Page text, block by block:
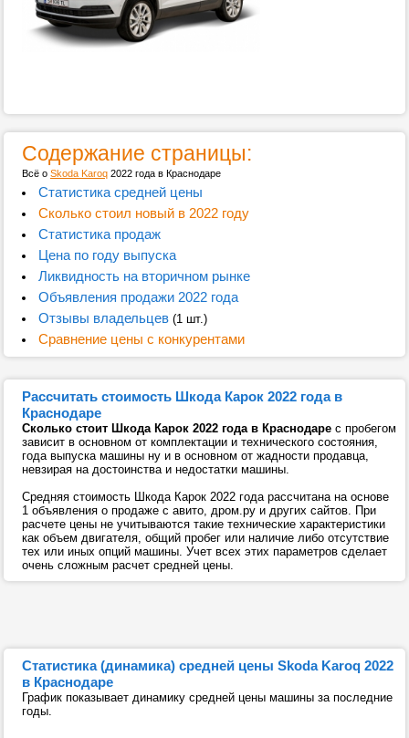
Содержание страницы:
Всё о Skoda Karoq 2022 года в Краснодаре
Статистика средней цены
Сколько стоил новый в 2022 году
Статистика продаж
Цена по году выпуска
Ликвидность на вторичном рынке
Объявления продажи 2022 года
Отзывы владельцев(1 шт.)
Сравнение цены с конкурентами
Рассчитать стоимость Шкода Карок 2022 года в
Краснодаре
Сколько стоит Шкода Карок 2022 года в Краснодаре с пробегом
зависит в основном от комплектации и технического состояния,
года выпуска машины ну и в основном от жадности продавца,
невзирая на достоинства и недостатки машины.
Средняя стоимость Шкода Карок 2022 года рассчитана на основе
1 объявления о продаже с авито, дром.ру и других сайтов. При
расчете цены не учитываются такие технические характеристики
как объем двигателя, общий пробег или наличие либо отсутствие
тех или иных опций машины. Учет всех этих параметров сделает
очень сложным расчет средней цены.
Статистика (динамика) средней цены Skoda Karoq 2022
в Краснодаре
График показывает динамику средней цены машины за последние
годы.